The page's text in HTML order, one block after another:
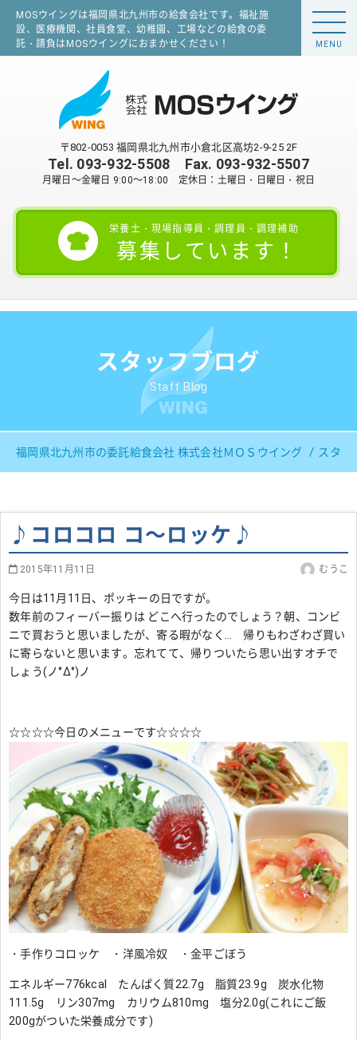
MOSウイングは福岡県北九州市の給食会社です。福祉施
設、医療機関、社員食堂、幼稚園、工場などの給食の委
託・請負はMOSウイングにおまかせください！
〒802-0053 福岡県北九州市小倉北区高坊2-9-25 2F
Tel. 093-932-5508 Fax. 093-932-5507
月曜日～金曜日 9:00～18:00 定休日：土曜日・日曜日・祝日
栄養士・現場指導員・調理員・調理補助
募集しています！
MENU
スタッフブログ
Staff Blog
福岡県北九州市の委託給食会社 株式会社ＭＯＳウイング スタッ
♪コロコロ コ～ロッケ♪
2015年11月11日 むうこ
今日は11月11日、ポッキーの日ですが。
数年前のフィーバー振りは どこへ行ったのでしょう？朝、コンビ
ニで買おうと思いましたが、寄る暇がなく… 帰りもわざわざ買い
に寄らないと思います。忘れてて、帰りついたら思い出すオチで
しょう(ノ°Δ°)ノ
☆☆☆☆今日のメニューです☆☆☆☆
・手作りコロッケ ・洋風冷奴 ・金平ごぼう
エネルギー776kcal たんぱく質22.7g 脂質23.9g 炭水化物
111.5g リン307mg カリウム810mg 塩分2.0g(これにご飯
200gがついた栄養成分です)